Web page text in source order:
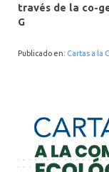
INTERNACIONAL
través de la co-
G
Publicado en: Cartas a la